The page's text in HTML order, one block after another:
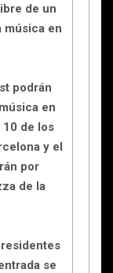
de un
música en
podrán
en
de los
y el
por
de la
se